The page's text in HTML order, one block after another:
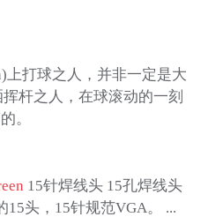
上打球之人，并非一定是大
杆之人，在球滚动的一刻
。
15针焊线头 15孔焊线头
15头，15针规范VGA。 ...